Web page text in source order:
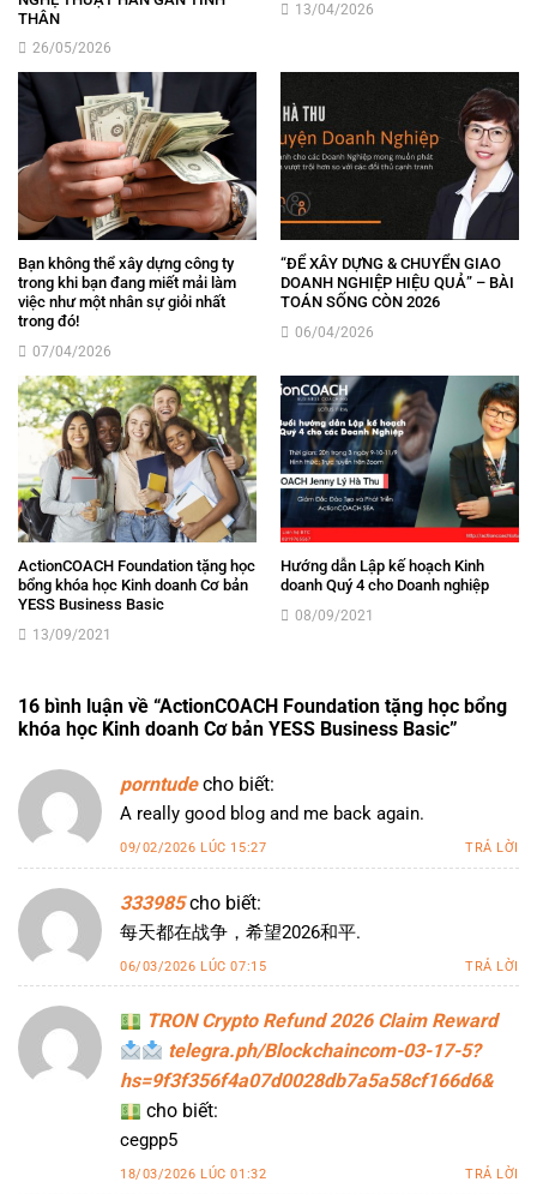
THÂN
26/05/2026
13/04/2026
Bạn không thể xây dựng công ty
trong khi bạn đang miết mải làm
việc như một nhân sự giỏi nhất
trong đó!
07/04/2026
“ĐỂ XÂY DỰNG & CHUYỂN GIAO
DOANH NGHIỆP HIỆU QUẢ” – BÀI
TOÁN SỐNG CÒN 2026
06/04/2026
ActionCOACH Foundation tặng học
bổng khóa học Kinh doanh Cơ bản
YESS Business Basic
13/09/2021
Hướng dẫn Lập kế hoạch Kinh
doanh Quý 4 cho Doanh nghiệp
08/09/2021
16 bình luận về “ActionCOACH Foundation tặng học bổng
khóa học Kinh doanh Cơ bản YESS Business Basic”
porntude cho biết:
A really good blog and me back again.
09/02/2026 LÚC 15:27 TRẢ LỜI
333985 cho biết:
每天都在战争，希望2026和平.
06/03/2026 LÚC 07:15 TRẢ LỜI
TRON Crypto Refund 2026 Claim Reward
telegra.ph/Blockchaincom-03-17-5?
hs=9f3f356f4a07d0028db7a5a58cf166d6&
cho biết:
cegpp5
18/03/2026 LÚC 01:32 TRẢ LỜI